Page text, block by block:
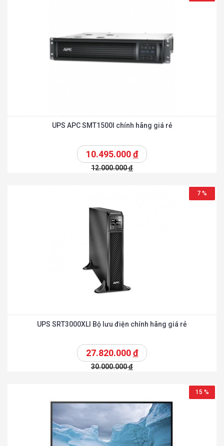
UPS APC SMT1500I chính hãng giá rẻ
10.495.000đ
12.000.000đ
7 %
UPS SRT3000XLI Bộ lưu điện chính hãng giá rẻ
27.820.000đ
30.000.000đ
15 %